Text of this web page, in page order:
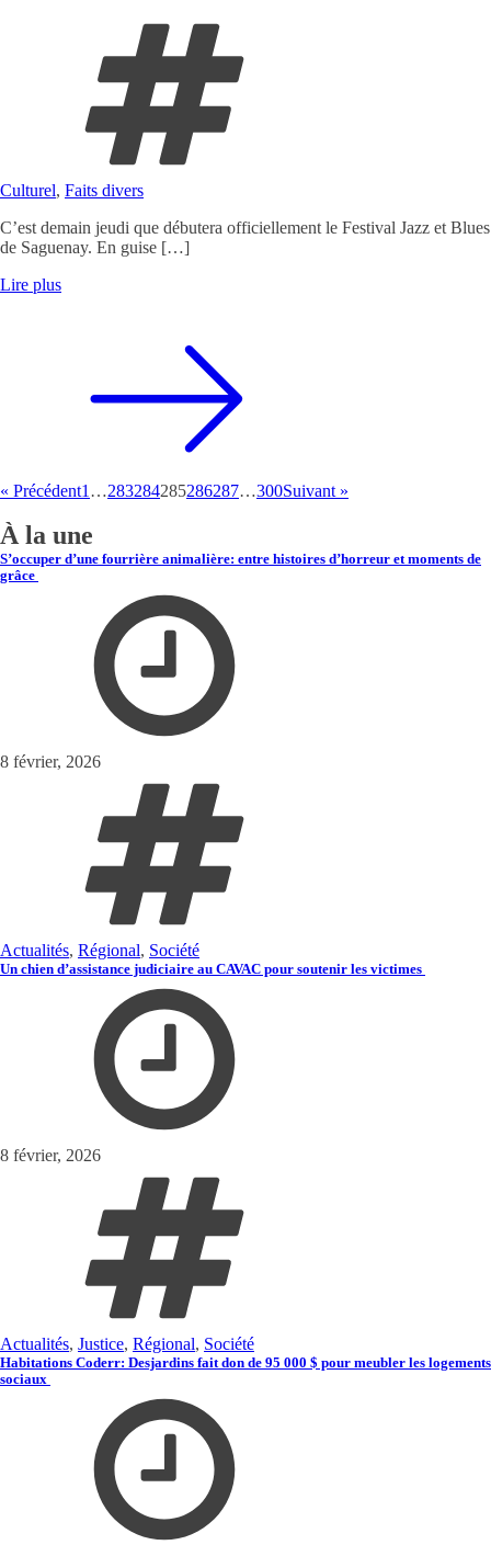
Culturel, Faits divers
C’est demain jeudi que débutera officiellement le Festival Jazz et Blues
de Saguenay. En guise […]
Lire plus
« Précédent1 …283284285286287…300Suivant »
À la une
S’occuper d’une fourrière animalière: entre histoires d’horreur et moments de
grâce
8 février, 2026
Actualités, Régional, Société
Un chien d’assistance judiciaire au CAVAC pour soutenir les victimes
8 février, 2026
Actualités, Justice, Régional, Société
Habitations Coderr: Desjardins fait don de 95 000 $ pour meubler les logements
sociaux